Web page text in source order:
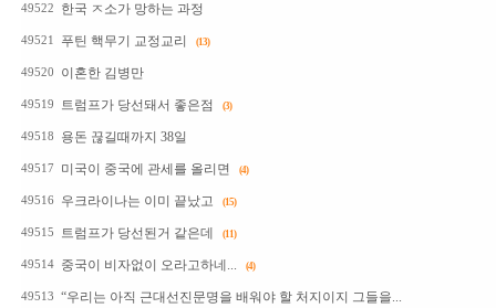
49522 한국 ㅈ소가 망하는 과정
49521 푸틴 핵무기 교정교리 (13)
49520 이혼한 김병만
49519 트럼프가 당선돼서 좋은점 (3)
49518 용돈 끊길때까지 38일
49517 미국이 중국에 관세를 올리면 (4)
49516 우크라이나는 이미 끝났고 (15)
49515 트럼프가 당선된거 같은데 (11)
49514 중국이 비자없이 오라고하네... (4)
49513 “우리는 아직 근대선진문명을 배워야 할 처지이지 그들을...